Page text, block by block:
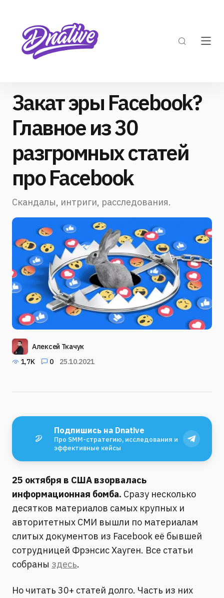
Закат эры Facebook?
Главное из 30
разгромных статей
про Facebook
Скандалы, интриги, расследования.
Алексей Ткачук
1,7K
0 25.10.2021
Подпишись на Dnative
Про SMM-стратегию, исследования и
эффективные кейсы
25 октября в США взорвалась
информационная бомба. Сразу несколько
десятков материалов самых крупных и
авторитетных СМИ вышли по материалам
слитых документов из Facebook её бывшей
сотрудницей Фрэнсис Хауген. Все статьи
собраны здесь.
Но читать 30+ статей долго. Часть из них